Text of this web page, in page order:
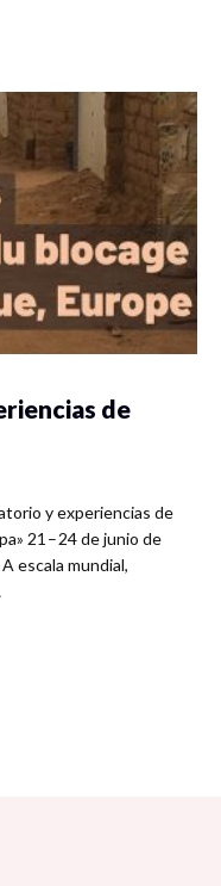
de
y experiencias de
21 – 24 de junio de
escala mundial,